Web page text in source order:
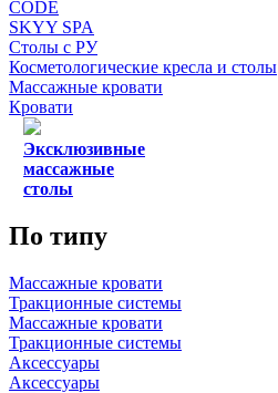
CODE
SKYY SPA
Столы с РУ
Косметологические кресла и столы
Массажные кровати
Кровати
Эксклюзивные
массажные
столы
По типу
Массажные кровати
Тракционные системы
Массажные кровати
Тракционные системы
Аксессуары
Аксессуары